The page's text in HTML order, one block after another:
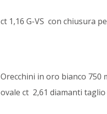
ct 1,16 G-VS con chiusura
Orecchini in oro bianco 750
ovale ct 2,61 diamanti